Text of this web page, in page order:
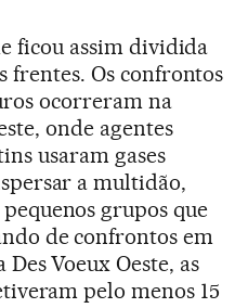
ficou assim dividida
frentes. Os confrontos
ocorreram na
onde agentes
usaram gases
a multidão,
grupos que
de confrontos em
Voeux Oeste, as
pelo menos 15